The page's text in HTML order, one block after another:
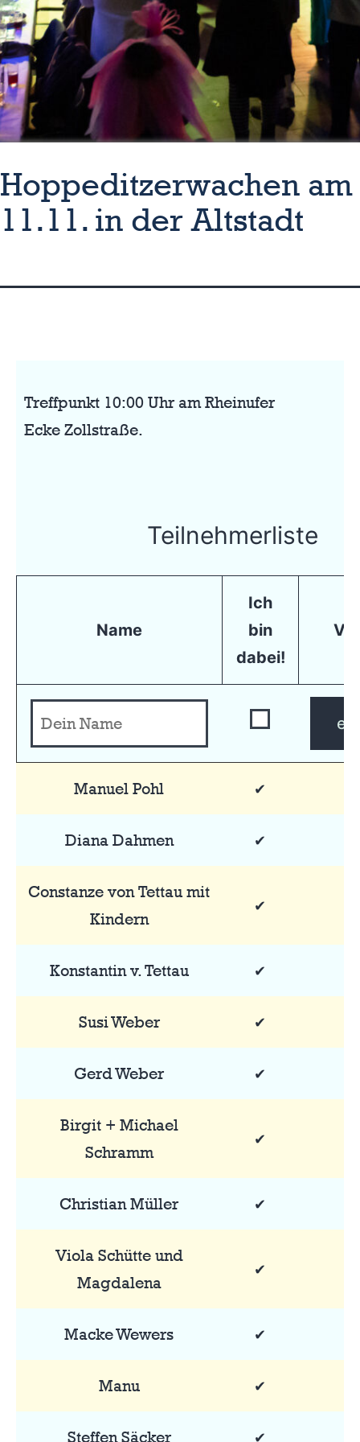
Hoppeditzerwachen am
11.11. in der Altstadt
Treffpunkt 10:00 Uhr am Rheinufer
Ecke Zollstraße.
Teilnehmerliste
Name
Ich
bin
dabei!
Manuel Pohl ✔
Diana Dahmen ✔
Constanze von Tettau mit
Kindern
✔
Konstantin v. Tettau ✔
Susi Weber ✔
Gerd Weber ✔
Birgit + Michael
Schramm
✔
Christian Müller ✔
Viola Schütte und
Magdalena
✔
Macke Wewers ✔
Manu ✔
Steffen Säcker ✔